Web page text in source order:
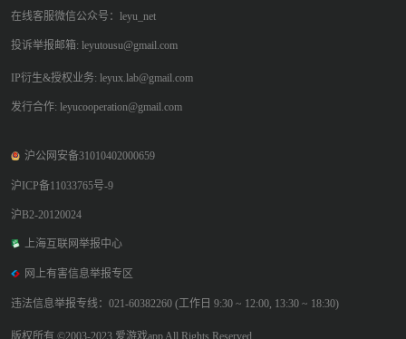
在线客服微信公众号：leyu_net
投诉举报邮箱: leyutousu@gmail.com
IP衍生&授权业务: leyux.lab@gmail.com
发行合作: leyucooperation@gmail.com
沪公网安备31010402000659
沪ICP备11033765号-9
沪B2-20120024
上海互联网举报中心
网上有害信息举报专区
违法信息举报专线：021-60382260 (工作日 9:30 ~ 12:00, 13:30 ~ 18:30)
版权所有 ©2003-2023 爱游戏app All Rights Reserved